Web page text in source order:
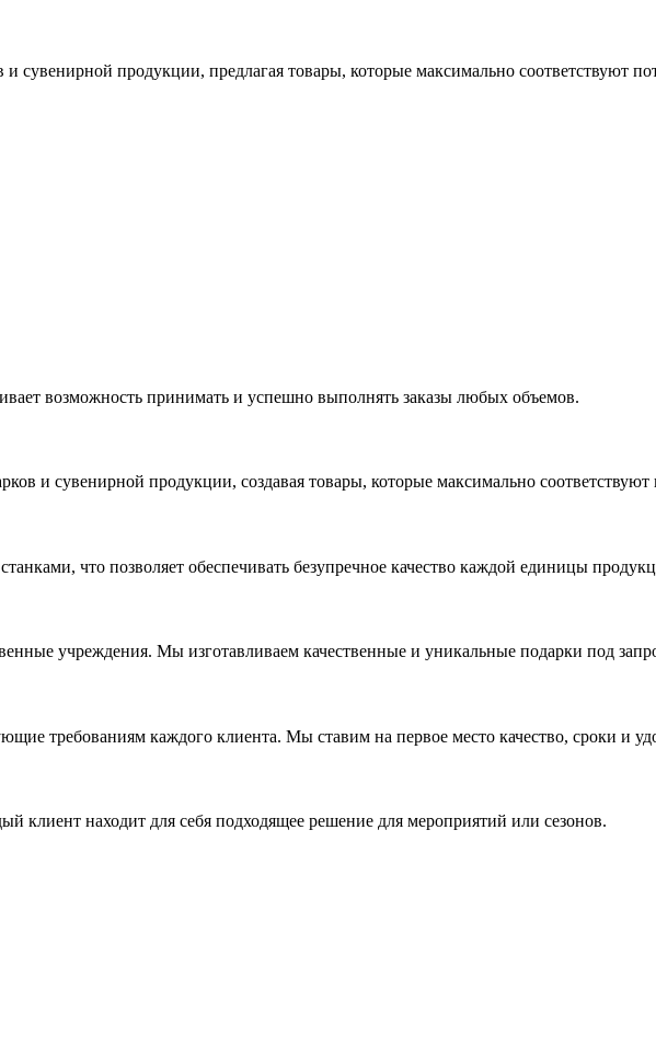
сувенирной продукции, предлагая товары, которые максимально соответствуют
возможность принимать и успешно выполнять заказы любых объемов.
и сувенирной продукции, создавая товары, которые максимально
что позволяет обеспечивать безупречное качество каждой единицы
учреждения. Мы изготавливаем качественные и уникальные подарки под
требованиям каждого клиента. Мы ставим на первое место качество, сроки и
клиент находит для себя подходящее решение для мероприятий или сезонов.